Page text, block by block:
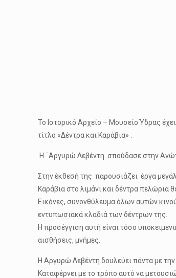
Το Ιστορικό Αρχείο – Μουσείο Ύδρας
τίτλο «Δέντρα και Καράβια» .
Η ¨Αργυρώ Λεβέντη σπούδασε στην
Στην έκθεσή της παρουσιάζει έργα
Καράβια στο λιμάνι και δέντρα πελώρια
Εικόνες, συνονθύλευμα όλων αυτών
εντυπωσιακά κλαδιά των δέντρων της.
Η προσέγγιση αυτή είναι τόσο
αισθήσεις, μνήμες.
Η Αργυρώ Λεβέντη δουλεύει πάντα με την
Καταφέρνει με το τρόπο αυτό να